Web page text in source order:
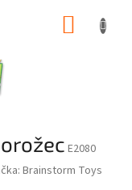
E2080
Brainstorm Toys